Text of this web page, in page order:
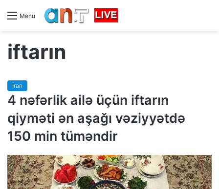
Menu
iftarın
İran
4 nəfərlik ailə üçün iftarın
qiyməti ən aşağı vəziyyətdə
150 min tüməndir